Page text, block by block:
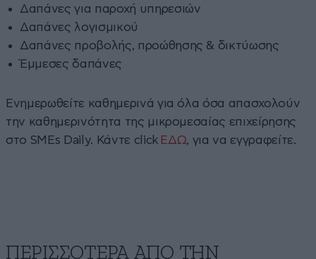
Δαπάνες για παροχή υπηρεσιών
Δαπάνες λογισμικού
Δαπάνες προβολής, προώθησης & δικτύωσης
Έμμεσες δαπάνες
Ενημερωθείτε καθημερινά για όλα όσα απασχολούν
την καθημερινότητα της μικρομεσαίας επιχείρησης
στο SMEs Daily. Κάντε click ΕΔΩ, για να εγγραφείτε.
ΠΕΡΙΣΣΟΤΕΡΑ ΑΠΟ ΤΗΝ